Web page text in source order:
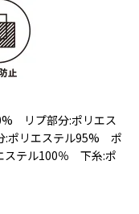
リプ部分:ポリエス
ポリエステル95% ポ
テル100％ 下糸:ポ